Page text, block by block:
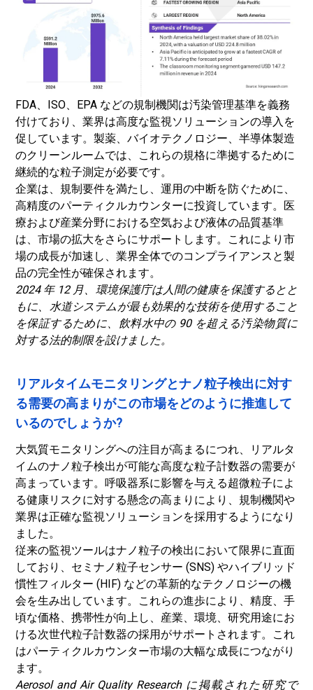
FDA、ISO、EPA などの規制機関は汚染管理基準を義務
付けており、業界は高度な監視ソリューションの導入を
促しています。製薬、バイオテクノロジー、半導体製造
のクリーンルームでは、これらの規格に準拠するために
継続的な粒子測定が必要です。
企業は、規制要件を満たし、運用の中断を防ぐために、
高精度のパーティクルカウンターに投資しています。医
療および産業分野における空気および液体の品質基準
は、市場の拡大をさらにサポートします。これにより市
場の成長が加速し、業界全体でのコンプライアンスと製
品の完全性が確保されます。
2024 年 12 月、環境保護庁は人間の健康を保護するとと
もに、水道システムが最も効果的な技術を使用すること
を保証するために、飲料水中の 90 を超える汚染物質に
対する法的制限を設けました。
リアルタイムモニタリングとナノ粒子検出に対す
る需要の高まりがこの市場をどのように推進して
いるのでしょうか?
大気質モニタリングへの注目が高まるにつれ、リアルタ
イムのナノ粒子検出が可能な高度な粒子計数器の需要が
高まっています。呼吸器系に影響を与える超微粒子によ
る健康リスクに対する懸念の高まりにより、規制機関や
業界は正確な監視ソリューションを採用するようになり
ました。
従来の監視ツールはナノ粒子の検出において限界に直面
しており、セミナノ粒子センサー (SNS) やハイブリッド
慣性フィルター (HIF) などの革新的なテクノロジーの機
会を生み出しています。これらの進歩により、精度、手
頃な価格、携帯性が向上し、産業、環境、研究用途にお
ける次世代粒子計数器の採用がサポートされます。これ
はパーティクルカウンター市場の大幅な成長につながり
ます。
Aerosol and Air Quality Research に掲載された研究で